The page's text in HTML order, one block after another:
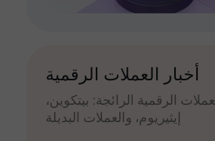
أخبار العملات الرقمية
الرقمية الرائجة: بيتكوين،
إيثيريوم، والعملات البديلة